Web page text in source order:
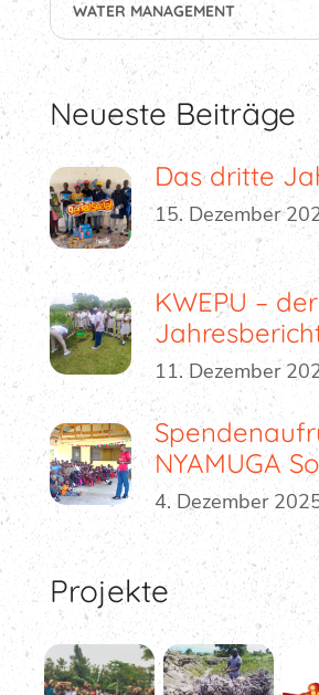
WATER MANAGEMENT
Neueste Beiträge
Das dritte
15. Dezember
KWEPU – der
11. Dezember
NYAMUGA
4. Dezember
Projekte